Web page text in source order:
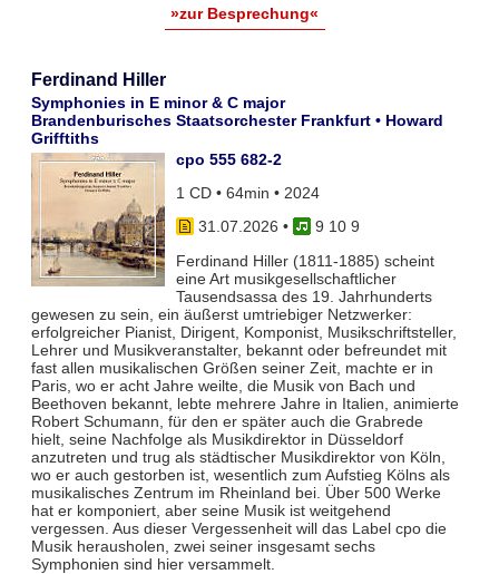
»zur Besprechung«
Ferdinand Hiller
Symphonies in E minor & C major
Brandenburisches Staatsorchester Frankfurt • Howard
Grifftiths
cpo 555 682-2
1 CD • 64min • 2024
31.07.2026 •
9 10 9
Ferdinand Hiller (1811-1885) scheint
eine Art musikgesellschaftlicher
Tausendsassa des 19. Jahrhunderts
gewesen zu sein, ein äußerst umtriebiger Netzwerker:
erfolgreicher Pianist, Dirigent, Komponist, Musikschriftsteller,
Lehrer und Musikveranstalter, bekannt oder befreundet mit
fast allen musikalischen Größen seiner Zeit, machte er in
Paris, wo er acht Jahre weilte, die Musik von Bach und
Beethoven bekannt, lebte mehrere Jahre in Italien, animierte
Robert Schumann, für den er später auch die Grabrede
hielt, seine Nachfolge als Musikdirektor in Düsseldorf
anzutreten und trug als städtischer Musikdirektor von Köln,
wo er auch gestorben ist, wesentlich zum Aufstieg Kölns als
musikalisches Zentrum im Rheinland bei. Über 500 Werke
hat er komponiert, aber seine Musik ist weitgehend
vergessen. Aus dieser Vergessenheit will das Label cpo die
Musik herausholen, zwei seiner insgesamt sechs
Symphonien sind hier versammelt.